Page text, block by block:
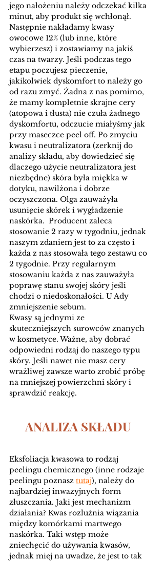
jego nałożeniu należy odczekać kilka
minut, aby produkt się wchłonął.
Następnie nakładamy kwasy
owocowe 12% (lub inne, które
wybierzesz) i zostawiamy na jakiś
czas na twarzy. Jeśli podczas tego
etapu poczujesz pieczenie,
jakikolwiek dyskomfort to należy go
od razu zmyć. Żadna z nas pomimo,
że mamy kompletnie skrajne cery
(atopowa i tłusta) nie czuła żadnego
dyskomfortu, odczucie miałyśmy jak
przy maseczce peel off. Po zmyciu
kwasu i neutralizatora (zerknij do
analizy składu, aby dowiedzieć się
dlaczego użycie neutralizatora jest
niezbędne) skóra była miękka w
dotyku, nawilżona i dobrze
oczyszczona. Olga zauważyła
usunięcie skórek i wygładzenie
naskórka.  Producent zaleca
stosowanie 2 razy w tygodniu, jednak
naszym zdaniem jest to za często i
każda z nas stosowała tego zestawu co
2 tygodnie. Przy regularnym
stosowaniu każda z nas zauważyła
poprawę stanu swojej skóry jeśli
chodzi o niedoskonałości. U Ady
zmniejszenie sebum.
Kwasy są jednymi ze
skuteczniejszych surowców znanych
w kosmetyce. Ważne, aby dobrać
odpowiedni rodzaj do naszego typu
skóry. Jeśli nawet nie masz cery
wrażliwej zawsze warto zrobić próbę
na mniejszej powierzchni skóry i
sprawdzić reakcję.
ANALIZA SKŁADU
Eksfoliacja kwasowa to rodzaj
peelingu chemicznego (inne rodzaje
peelingu poznasz tutaj), należy do
najbardziej inwazyjnych form
złuszczania. Jaki jest mechanizm
działania? Kwas rozluźnia wiązania
między komórkami martwego
naskórka. Taki wstęp może
zniechęcić do używania kwasów,
jednak miej na uwadze, że jest to tak